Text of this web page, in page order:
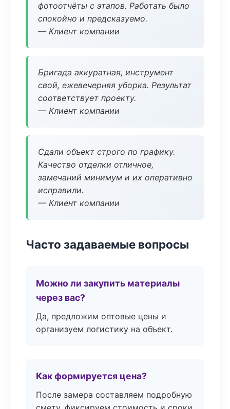
фотоотчёты с этапов. Работать было
спокойно и предсказуемо.
— Клиент компании
Бригада аккуратная, инструмент
свой, ежевечерняя уборка. Результат
соответствует проекту.
— Клиент компании
Сдали объект строго по графику.
Качество отделки отличное,
замечаний минимум и их оперативно
исправили.
— Клиент компании
Часто задаваемые вопросы
Можно ли закупить материалы
через вас?
Да, предложим оптовые цены и
организуем логистику на объект.
Как формируется цена?
После замера составляем подробную